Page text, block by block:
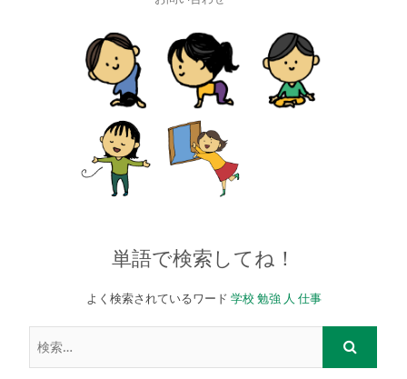
content
単語で検索してね！
よく検索されているワード 学校 勉強 人 仕事